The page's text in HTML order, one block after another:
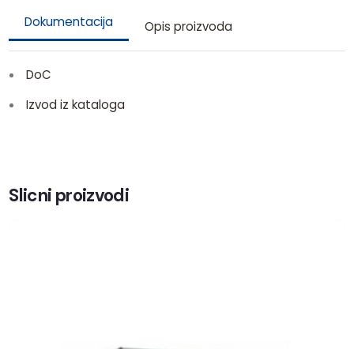
Dokumentacija Opis proizvoda
DoC
Izvod iz kataloga
Slicni proizvodi